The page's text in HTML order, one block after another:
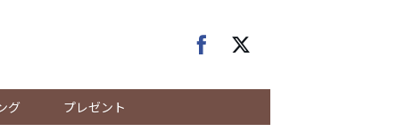
グ プレゼント